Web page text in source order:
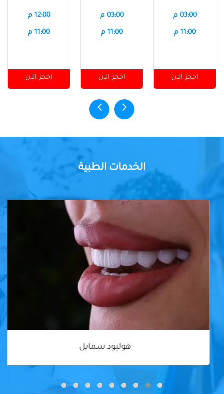
03:00 م
11:00 م
احجز الان
03:00 م
11:00 م
احجز الان
12:00 م
11:00 م
احجز الان
الخدمات الطبية
هوليود سمايل